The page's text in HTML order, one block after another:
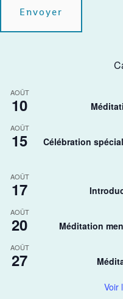
AOÛT
10
AOÛT
15
Célébration
AOÛT
17
AOÛT
20 Méditation
AOÛT
27
Voir